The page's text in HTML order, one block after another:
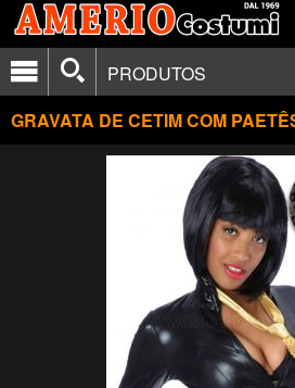
PRODUTOS
GRAVATA DE CETIM COM